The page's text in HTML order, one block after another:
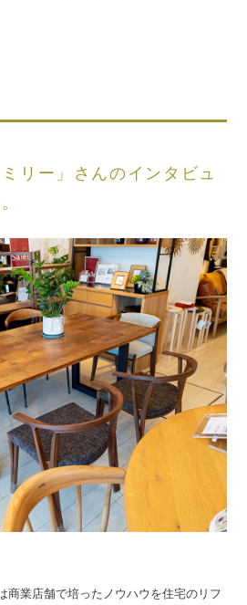
リー」さんのインタビュ
商業店舗で培ったノウハウを住宅のリフ